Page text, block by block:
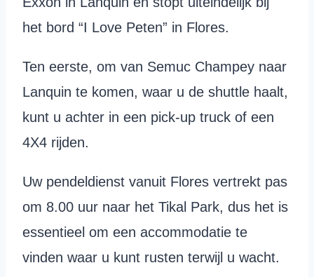
het bord “I Love Peten” in Flores.
Ten eerste, om van Semuc Champey naar
Lanquin te komen, waar u de shuttle haalt,
kunt u achter in een pick-up truck of een
4X4 rijden.
Uw pendeldienst vanuit Flores vertrekt pas
om 8.00 uur naar het Tikal Park, dus het is
essentieel om een accommodatie te
vinden waar u kunt rusten terwijl u wacht.